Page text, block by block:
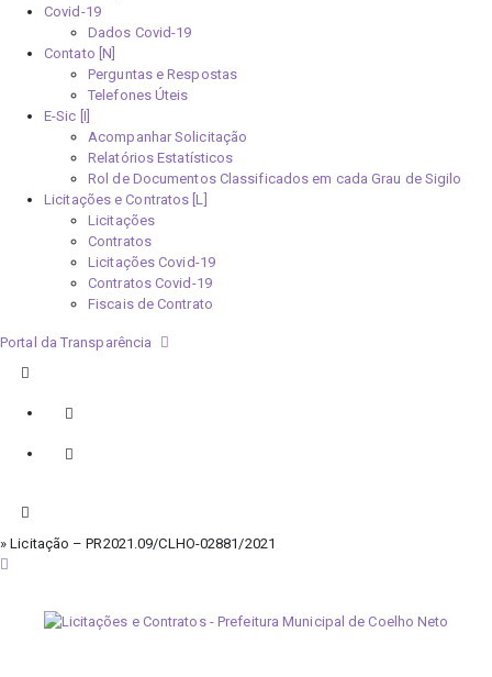
Covid-19
Dados Covid-19
Contato [N]
Perguntas e Respostas
Telefones Úteis
E-Sic [I]
Acompanhar Solicitação
Relatórios Estatísticos
Rol de Documentos Classificados em cada Grau de Sigilo
Licitações e Contratos [L]
Licitações
Contratos
Licitações Covid-19
Contratos Covid-19
Fiscais de Contrato
Portal da Transparência
» Licitação – PR2021.09/CLHO-02881/2021